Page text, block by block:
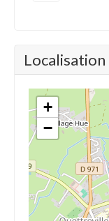
Localisation
+
−